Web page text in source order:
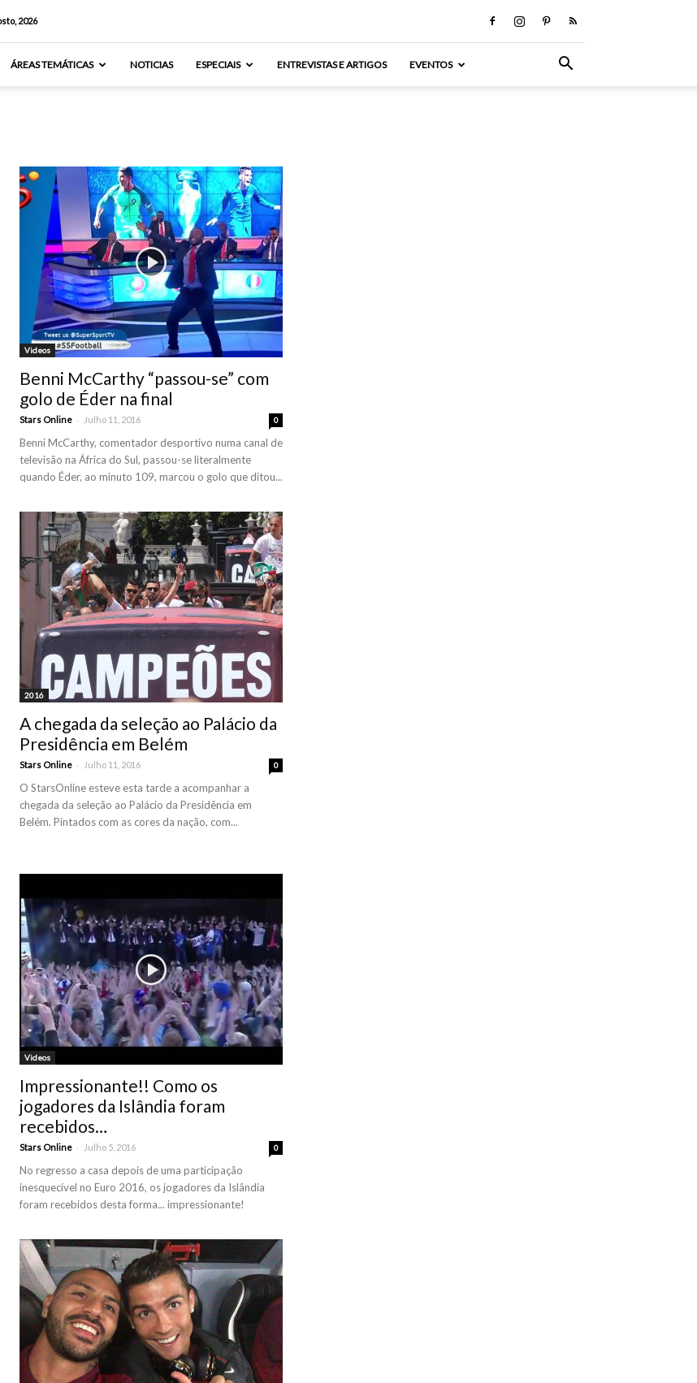
2026
ÁREAS TEMÁTICAS NOTICIAS ESPECIAIS ENTREVISTAS E ARTIGOS EVENTOS
Videos
Benni McCarthy “passou-se” com
golo de Éder na final
Stars Online - Julho 11, 2016 0
Benni McCarthy, comentador desportivo numa canal de
televisão na África do Sul, passou-se literalmente
quando Éder, ao minuto 109, marcou o golo que ditou...
2016
A chegada da seleção ao Palácio da
Presidência em Belém
Stars Online - Julho 11, 2016 0
O StarsOnline esteve esta tarde a acompanhar a
chegada da seleção ao Palácio da Presidência em
Belém. Pintados com as cores da nação, com...
Videos
Impressionante!! Como os
jogadores da Islândia foram
recebidos…
Stars Online - Julho 5, 2016 0
No regresso a casa depois de uma participação
inesquecível no Euro 2016, os jogadores da Islândia
foram recebidos desta forma... impressionante!